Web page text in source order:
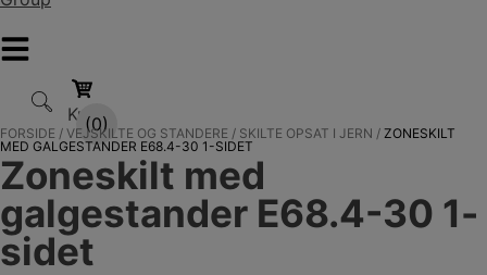
Kurv
(0)
(0)
FORSIDE / VEJSKILTE OG STANDERE / SKILTE OPSAT I JERN / ZONESKILT
MED GALGESTANDER E68.4-30 1-SIDET
Zoneskilt med
galgestander E68.4-30 1-
sidet